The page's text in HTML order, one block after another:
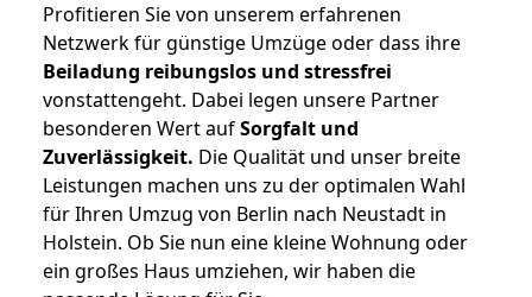
Profitieren Sie von unserem erfahrenen
Netzwerk für günstige Umzüge oder dass ihre
Beiladung reibungslos und stressfrei
vonstattengeht. Dabei legen unsere Partner
besonderen Wert aufSorgfalt und
Zuverlässigkeit. Die Qualität und unser breite
Leistungen machen uns zu der optimalen Wahl
für Ihren Umzug von Berlin nach Neustadt in
Holstein. Ob Sie nun eine kleine Wohnung oder
ein großes Haus umziehen, wir haben die